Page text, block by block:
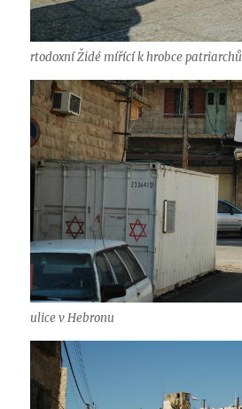
rtodoxní Židé mířící k hrobce patriarchů
ulice v Hebronu